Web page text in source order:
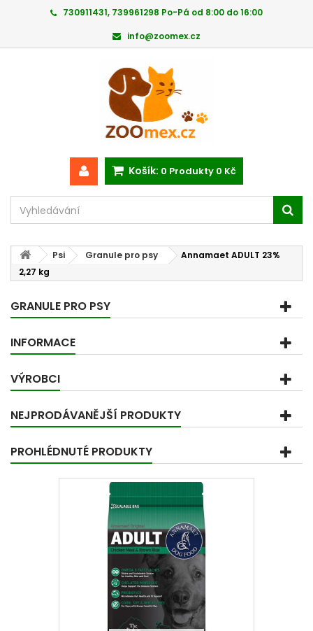
730911431, 739961298 Po-Pá od 8:00 do 16:00
info@zoomex.cz
Košík: 0 Produkty 0 Kč
Psi Granule pro psy
Annamaet ADULT 23%
2,27 kg
GRANULE PRO PSY
INFORMACE
VÝROBCI
NEJPRODÁVANĚJŠÍ PRODUKTY
PROHLÉDNUTÉ PRODUKTY